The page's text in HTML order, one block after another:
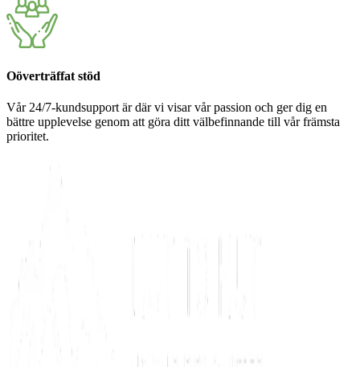
Oöverträffat stöd
Vår 24/7-kundsupport är där vi visar vår passion och ger dig en
bättre upplevelse genom att göra ditt välbefinnande till vår främsta
prioritet.